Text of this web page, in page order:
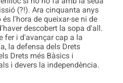
(?!). Ara cinquanta anys
és l'hora de queixar-se ni de
descobert la sopa d'all.
fer i d'avançar cap a la
la defensa dels Drets
Drets més Bàsics i
i devers la independència.